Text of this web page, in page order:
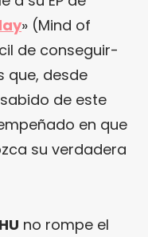
» (Mind of
de conseguir-
que, desde
de este
en que
su verdadera
no rompe el
está inactiva,